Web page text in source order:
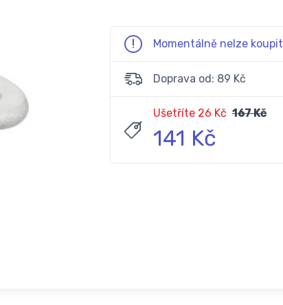
Momentálně nelze koupit
Doprava od: 89 Kč
Ušetříte 26 Kč 167 Kč
141 Kč